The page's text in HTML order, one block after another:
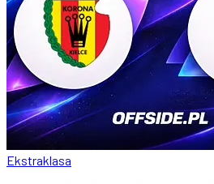
Ekstraklasa